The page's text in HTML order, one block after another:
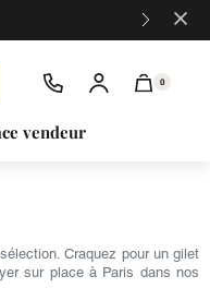
×
0
vendeur
Craquez pour un gilet
sur place à Paris dans nos